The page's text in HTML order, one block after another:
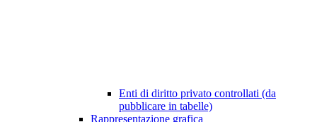
Enti di diritto privato controllati (da
pubblicare in tabelle)
Rappresentazione grafica